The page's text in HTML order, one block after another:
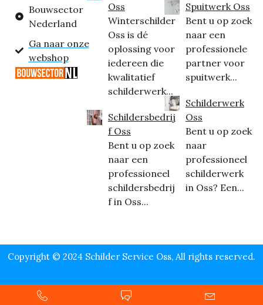
Bouwsector
Nederland
Ga naar onze
webshop
Oss
Winterschilder
Oss is dé
oplossing voor
iedereen die
kwalitatief
schilderwerk...
Schildersbedrij
f Oss
Bent u op zoek
naar een
professioneel
schildersbedrij
f in Oss...
Spuitwerk Oss
Bent u op zoek
naar een
professionele
partner voor
spuitwerk...
Schilderwerk
Oss
Bent u op zoek
naar
professioneel
schilderwerk
in Oss? Een...
Copyright © 2024 Schilder Service Oss, All rights reserved.